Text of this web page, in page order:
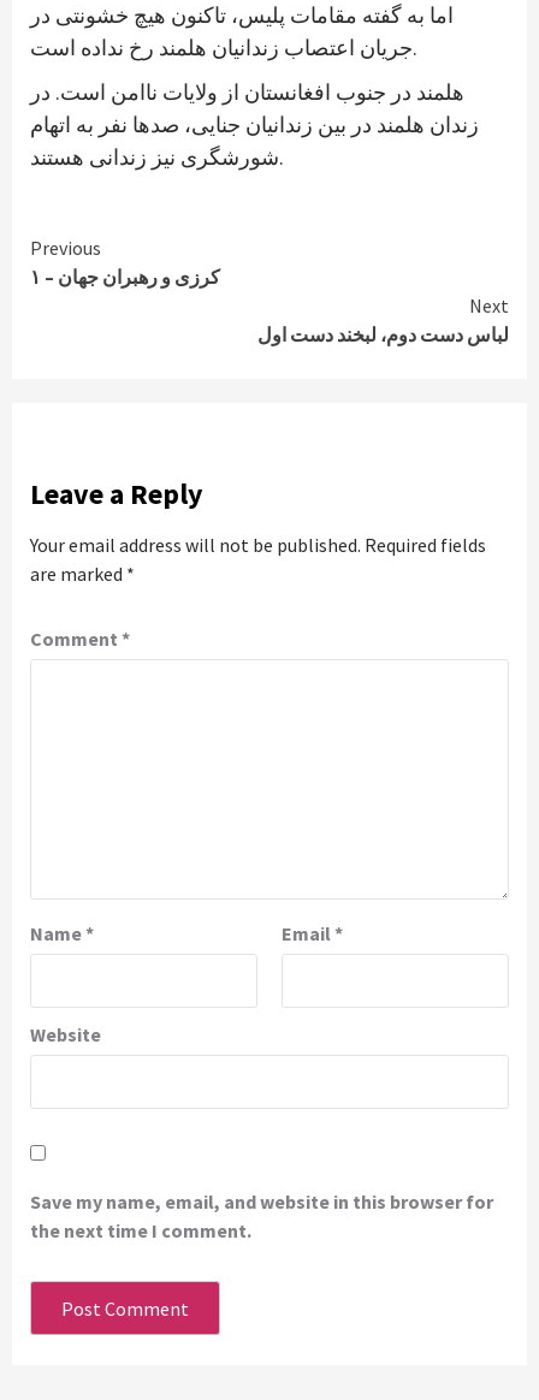
اما به گفته مقامات پلیس، تاکنون هیچ خشونتی در
جریان اعتصاب زندانیان هلمند رخ نداده است.
هلمند در جنوب افغانستان از ولایات ناامن است. در
زندان هلمند در بین زندانیان جنایی، صدها نفر به اتهام
شورشگری نیز زندانی هستند.
Continue
Reading
Previous
کرزی و رهبران جهان – ۱
Next
لباس دست دوم، لبخند دست اول
Leave a Reply
Your email address will not be published. Required fields
are marked *
Comment *
Name* Email*
Website
Save my name, email, and website in this browser for
the next time I comment.